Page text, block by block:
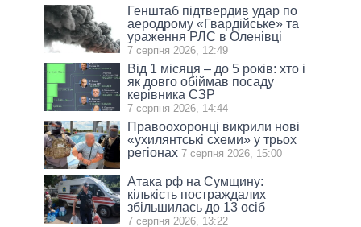
Генштаб підтвердив удар по
аеродрому «Гвардійське» та
ураження РЛС в Оленівці
7 серпня 2026, 12:49
Від 1 місяця – до 5 років: хто і
як довго обіймав посаду
керівника СЗР
7 серпня 2026, 14:44
Правоохоронці викрили нові
«ухилянтські схеми» у трьох
регіонах 7 серпня 2026, 15:00
Атака рф на Сумщину:
кількість постраждалих
збільшилась до 13 осіб
7 серпня 2026, 13:22